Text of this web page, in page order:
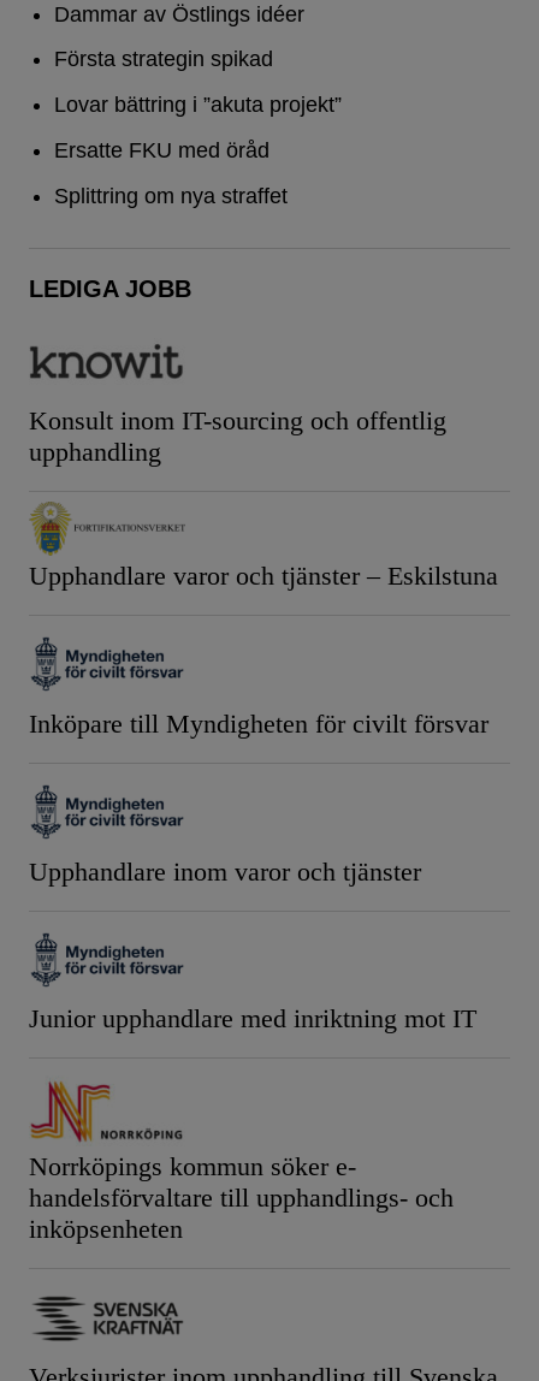
Dammar av Östlings idéer
Första strategin spikad
Lovar bättring i ”akuta projekt”
Ersatte FKU med öråd
Splittring om nya straffet
LEDIGA JOBB
Konsult inom IT-sourcing och offentlig
upphandling
Upphandlare varor och tjänster – Eskilstuna
Inköpare till Myndigheten för civilt försvar
Upphandlare inom varor och tjänster
Junior upphandlare med inriktning mot IT
Norrköpings kommun söker e-
handelsförvaltare till upphandlings- och
inköpsenheten